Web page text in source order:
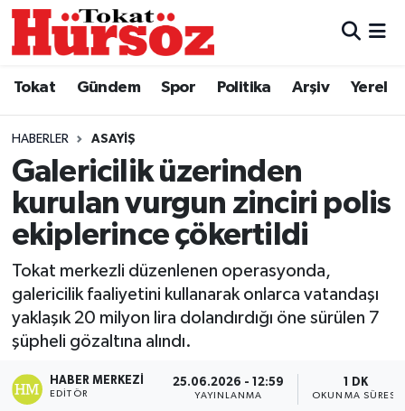
Tokat Gündem Spor Politika Arşiv Yerel
HABERLER ASAYIŞ
Galericilik üzerinden
kurulan vurgun zinciri polis
ekiplerince çökertildi
Tokat merkezli düzenlenen operasyonda,
galericilik faaliyetini kullanarak onlarca vatandaşı
yaklaşık 20 milyon lira dolandırdığı öne sürülen 7
şüpheli gözaltına alındı.
HABER MERKEZI
EDITÖR
25.06.2026 - 12:59
YAYINLANMA
1 DK
OKUNMA SÜRESI
Türkiye Gündemi
Gündem
Asayiş
Spor
Politika
Tokat Spor
Eğitim
Hava Durumu
Tokat Namaz Vakitleri
Trafik Durumu
Süper Lig Puan Durumu ve Fikstür
Tüm Manşetler
Son Dakika Haberleri
Haber Arşivi